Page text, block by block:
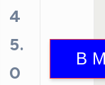
4
5.
0